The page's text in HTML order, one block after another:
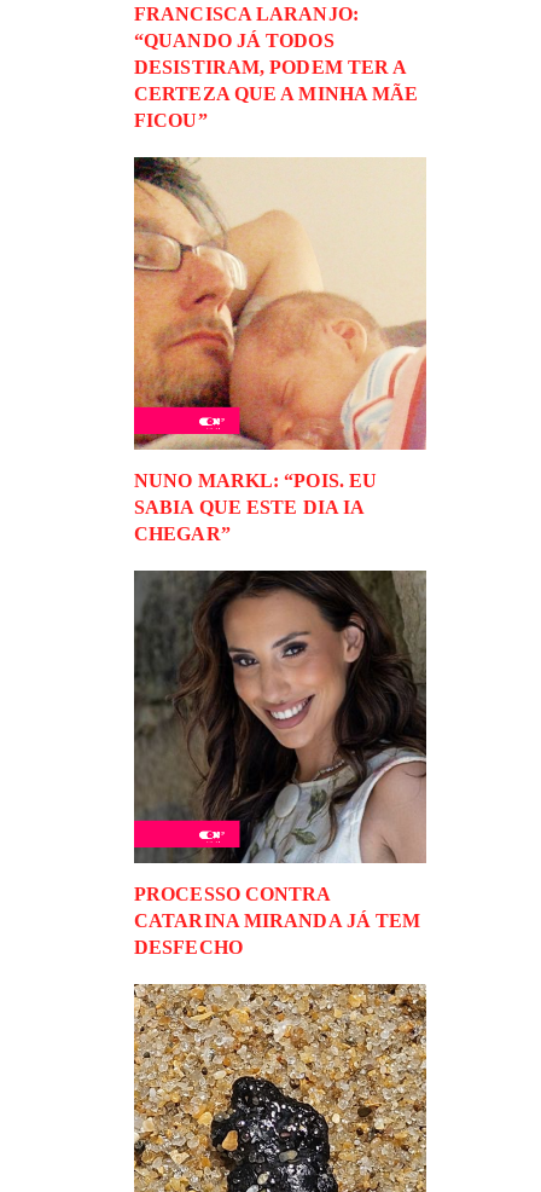
FRANCISCA LARANJO:
“QUANDO JÁ TODOS
DESISTIRAM, PODEM TER A
CERTEZA QUE A MINHA MÃE
FICOU”
NUNO MARKL: “POIS. EU
SABIA QUE ESTE DIA IA
CHEGAR”
PROCESSO CONTRA
CATARINA MIRANDA JÁ TEM
DESFECHO